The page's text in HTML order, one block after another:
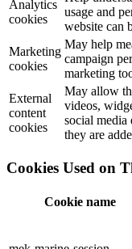
Analytics
cookies
usage and
website can
Marketing
cookies
May help
campaign
marketing
External
content
cookies
May allow
videos,
social
they are
Cookies Used on
Cookie name